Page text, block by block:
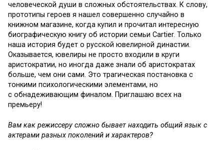
человеческой души в сложных обстоятельствах. К слову,
прототипы героев я нашел совершенно случайно в
книжном магазине, когда купил и прочитал интересную
биографическую книгу об истории семьи Cartier. Только
наша история будет о русской ювелирной династии.
Оказывается, ювелиры не просто входили в круги
аристократии, но иногда даже знали об аристократах
больше, чем они сами. Это трагическая постановка с
тонкими психологическими элементами, но
с обнадеживающим финалом. Приглашаю всех на
премьеру!
Вам как режиссеру сложно бывает находить общий язык с
актерами разных поколений и характеров?